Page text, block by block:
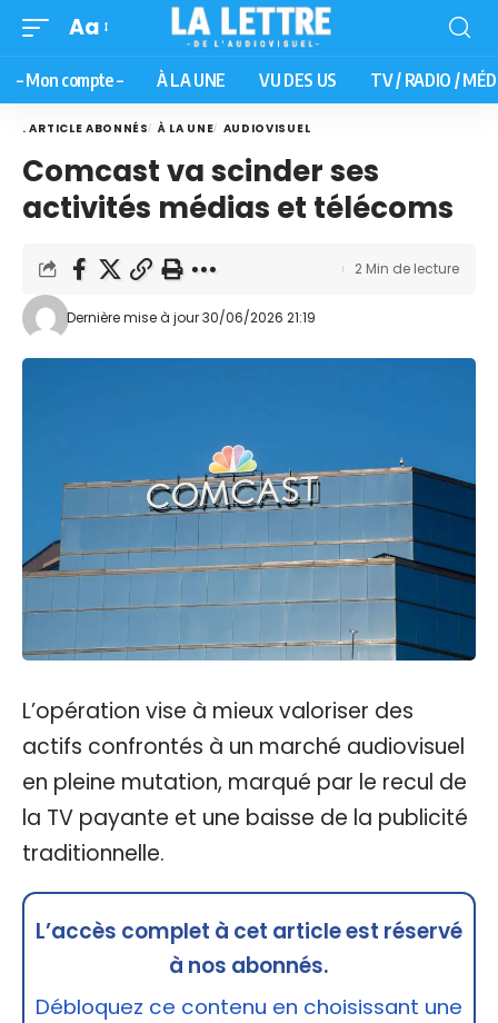
Aa
– Mon compte – À LA UNE VU DES US TV / RADIO /
. ARTICLE ABONNÉS À LA UNE AUDIOVISUEL
Comcast va scinder ses
activités médias et télécoms
Dernière mise à jour 30/06/2026 21:19
2 Min de lecture
L’opération vise à mieux valoriser des
actifs confrontés à un marché audiovisuel
en pleine mutation, marqué par le recul de
la TV payante et une baisse de la publicité
traditionnelle.
L’accès complet à cet article est réservé
à nos abonnés.
Débloquez ce contenu en choisissant une